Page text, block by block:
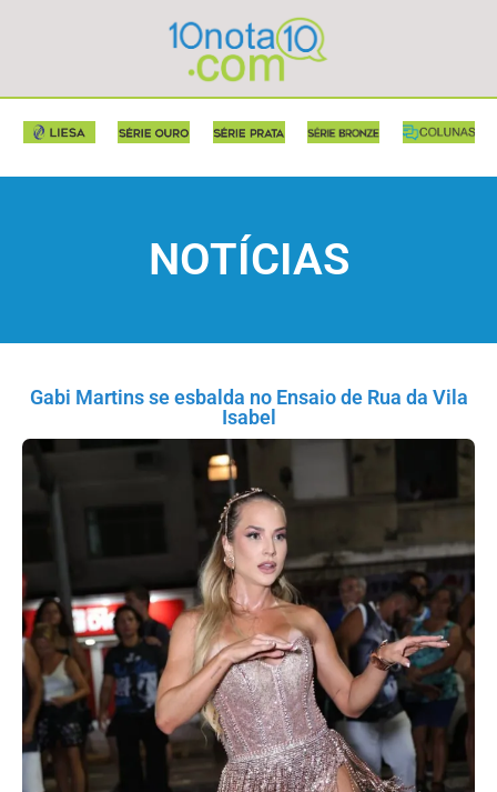
NOTÍCIAS
Gabi Martins se esbalda no Ensaio de Rua da Vila
Isabel